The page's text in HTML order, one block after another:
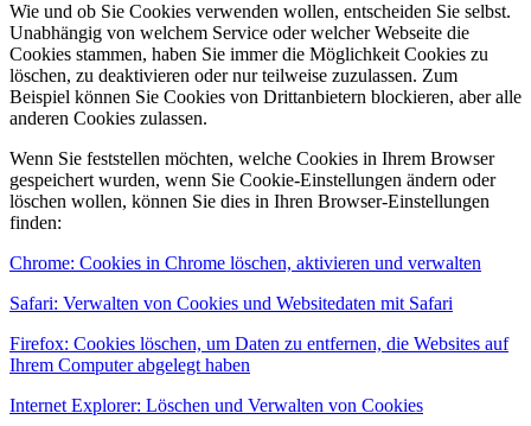
Wie und ob Sie Cookies verwenden wollen, entscheiden Sie selbst.
Unabhängig von welchem Service oder welcher Webseite die
Cookies stammen, haben Sie immer die Möglichkeit Cookies zu
löschen, zu deaktivieren oder nur teilweise zuzulassen. Zum
Beispiel können Sie Cookies von Drittanbietern blockieren, aber alle
anderen Cookies zulassen.
Wenn Sie feststellen möchten, welche Cookies in Ihrem Browser
gespeichert wurden, wenn Sie Cookie-Einstellungen ändern oder
löschen wollen, können Sie dies in Ihren Browser-Einstellungen
finden:
Chrome: Cookies in Chrome löschen, aktivieren und verwalten
Safari: Verwalten von Cookies und Websitedaten mit Safari
Firefox: Cookies löschen, um Daten zu entfernen, die Websites auf
Ihrem Computer abgelegt haben
Internet Explorer: Löschen und Verwalten von Cookies